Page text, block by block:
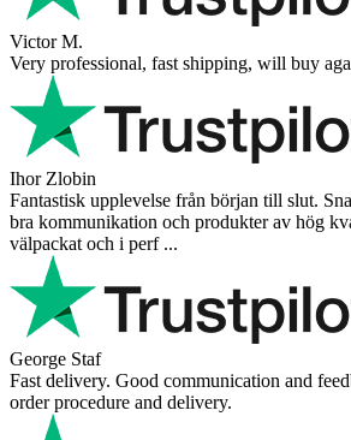
Victor M.
Very professional, fast shipping, will buy
Ihor Zlobin
Fantastisk upplevelse från början till slut.
bra kommunikation och produkter av hög
välpackat och i perf ...
George Staf
Fast delivery. Good communication and
order procedure and delivery.